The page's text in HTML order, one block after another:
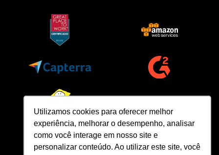
Utilizamos cookies para oferecer melhor
experiência, melhorar o desempenho, analisar
como você interage em nosso site e
personalizar conteúdo. Ao utilizar este site, você